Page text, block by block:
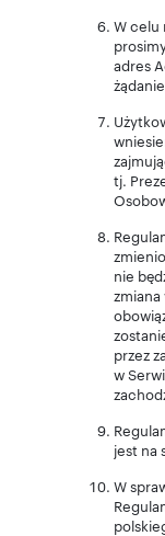
W celu
adres
tj.
nie
przez
w
jest na
W